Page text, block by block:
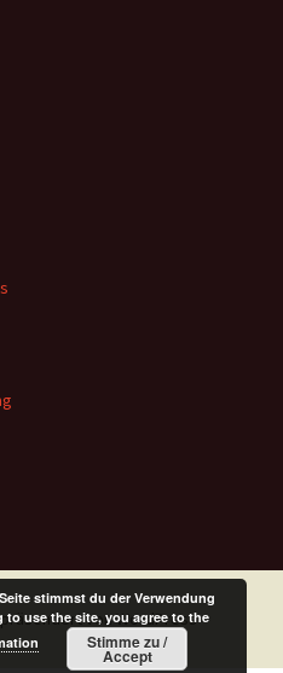
von WordPress
stimmst du der Verwendung
use the site, you agree to the
Stimme zu /
Accept